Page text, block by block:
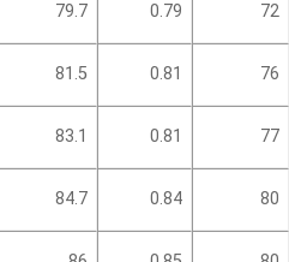
79.7 0.79 72
81.5 0.81 76
83.1 0.81 77
84.7 0.84 80